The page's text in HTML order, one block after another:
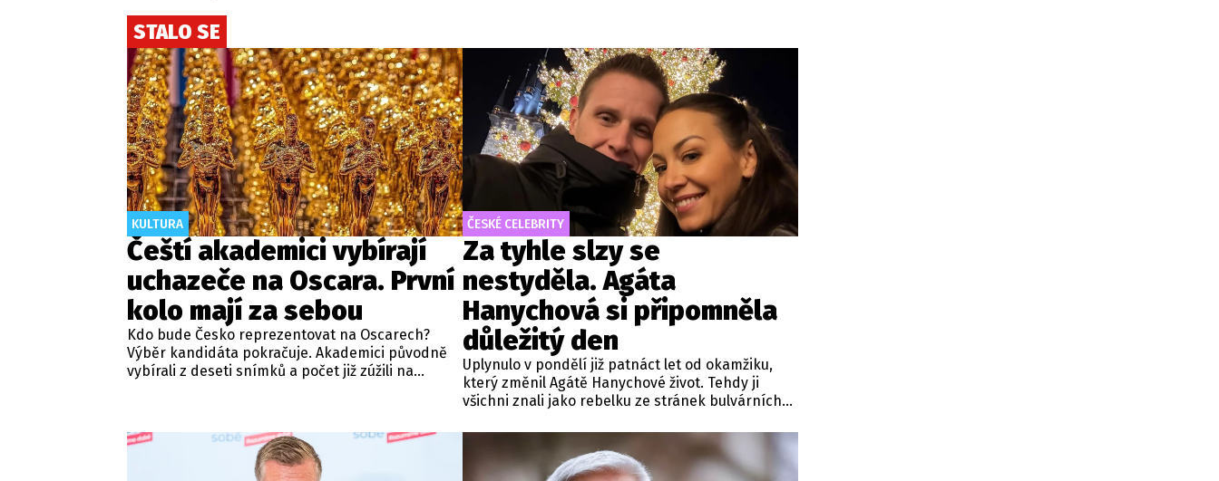
STALO SE
KULTURA
Čeští akademici vybírají
uchazeče na Oscara. První
kolo mají za sebou
Kdo bude Česko reprezentovat na Oscarech?
Výběr kandidáta pokračuje. Akademici původně
vybírali z deseti snímků a počet již zúžili na
ČESKÉ CELEBRITY
Za tyhle slzy se
nestyděla. Agáta
Hanychová si připomněla
důležitý den
Uplynulo v pondělí již patnáct let od okamžiku,
který změnil Agátě Hanychové život. Tehdy ji
všichni znali jako rebelku ze stránek bulvárních
životní příběh.